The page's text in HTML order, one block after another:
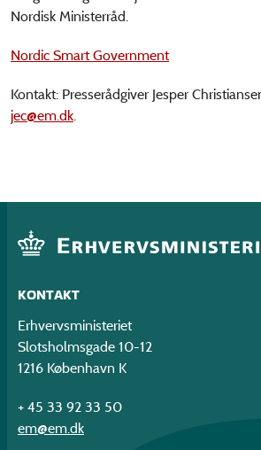
Nordisk Ministerråd.
Nordic Smart Government
Kontakt: Presserådgiver Jesper
jec@em.dk.
KONTAKT
Erhvervsministeriet
Slotsholmsgade 10-12
1216 København K
+ 45 33 92 33 50
em@em.dk